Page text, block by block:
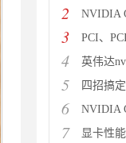
2 NVIDIA
3 PCI、PCI-x
4 英伟达
5 四招搞
6 NVIDIA
7 显卡性能怎